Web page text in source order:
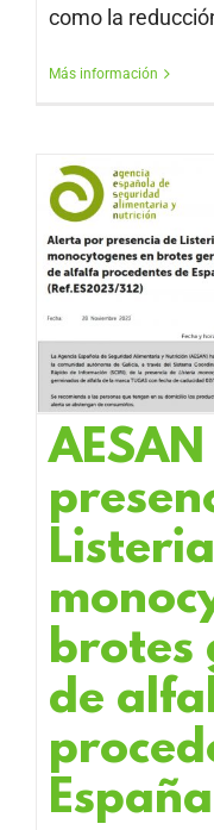
como la
Más información
Listeria
brotes
de
España